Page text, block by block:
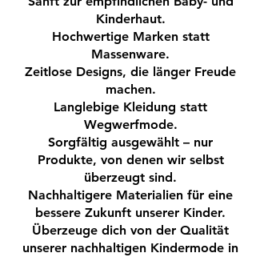
2 Zierknöpfe als modisches Detail
2 praktische Taschen vorne
Hochwertige gestrickte
Baumwollmischung – weich,
atmungsaktiv und langlebig
Hoher Tragekomfort für Kinder
Perfekt für Alltag, Spiel und Freizeit
Pflegeleicht und strapazierfähig
Diese Kinder Sweatpants ist ein echtes
Basic im Kleiderschrank und lässt sich
ideal mit T-Shirts, Hoodies oder
Kinderhaut.
Hochwertige Marken statt
Massenware.
Zeitlose Designs, die länger Freude
machen.
Langlebige Kleidung statt
Wegwerfmode.
Sorgfältig ausgewählt – nur
Produkte, von denen wir selbst
überzeugt sind.
Nachhaltigere Materialien für eine
bessere Zukunft unserer Kinder.
Überzeuge dich von der Qualität
unserer nachhaltigen Kindermode in